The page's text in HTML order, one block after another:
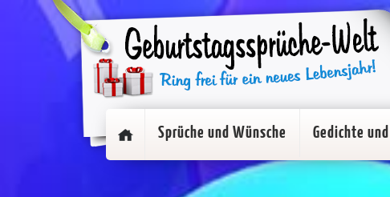
Sprüche und Wünsche Gedichte